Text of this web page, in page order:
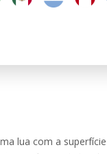
lua com a